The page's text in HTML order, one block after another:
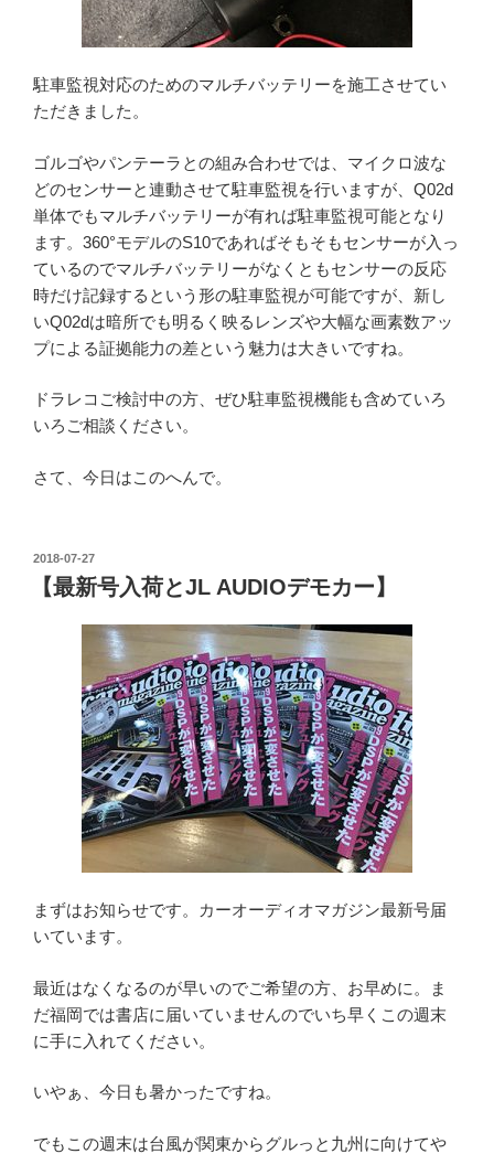
駐車監視対応のためのマルチバッテリーを施工させてい
ただきました。
ゴルゴやパンテーラとの組み合わせでは、マイクロ波な
どのセンサーと連動させて駐車監視を行いますが、Q02d
単体でもマルチバッテリーが有れば駐車監視可能となり
ます。360°モデルのS10であればそもそもセンサーが入っ
ているのでマルチバッテリーがなくともセンサーの反応
時だけ記録するという形の駐車監視が可能ですが、新し
いQ02dは暗所でも明るく映るレンズや大幅な画素数アッ
プによる証拠能力の差という魅力は大きいですね。
ドラレコご検討中の方、ぜひ駐車監視機能も含めていろ
いろご相談ください。
さて、今日はこのへんで。
投
稿
日:
2018-07-27
【最新号入荷とJL AUDIOデモカー】
まずはお知らせです。カーオーディオマガジン最新号届
いています。
最近はなくなるのが早いのでご希望の方、お早めに。ま
だ福岡では書店に届いていませんのでいち早くこの週末
に手に入れてください。
いやぁ、今日も暑かったですね。
でもこの週末は台風が関東からグルっと九州に向けてや